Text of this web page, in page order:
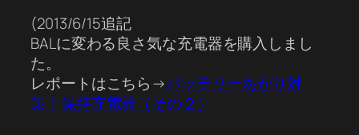
(2013/6/15追記
BALに変わる良さ気な充電器を購入しまし
た。
レポートはこちら→バッテリーあがり対
策！保持充電器（その２）